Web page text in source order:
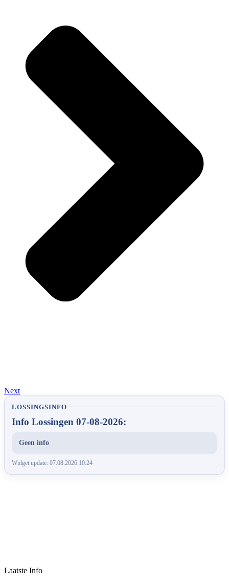
Next
LOSSINGSINFO
Info Lossingen 07-08-2026:
Geen info
Widget update: 07.08.2026 10:24
Laatste Info